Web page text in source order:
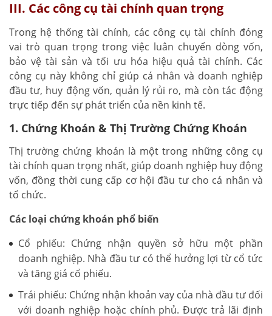
III. Các công cụ tài chính quan trọng
Trong hệ thống tài chính, các công cụ tài chính đóng
vai trò quan trọng trong việc luân chuyển dòng vốn,
bảo vệ tài sản và tối ưu hóa hiệu quả tài chính. Các
công cụ này không chỉ giúp cá nhân và doanh nghiệp
đầu tư, huy động vốn, quản lý rủi ro, mà còn tác động
trực tiếp đến sự phát triển của nền kinh tế.
1. Chứng Khoán & Thị Trường Chứng Khoán
Thị trường chứng khoán là một trong những công cụ
tài chính quan trọng nhất, giúp doanh nghiệp huy động
vốn, đồng thời cung cấp cơ hội đầu tư cho cá nhân và
tổ chức.
Các loại chứng khoán phổ biến
Cổ phiếu: Chứng nhận quyền sở hữu một phần
doanh nghiệp. Nhà đầu tư có thể hưởng lợi từ cổ tức
và tăng giá cổ phiếu.
Trái phiếu: Chứng nhận khoản vay của nhà đầu tư đối
với doanh nghiệp hoặc chính phủ. Được trả lãi định